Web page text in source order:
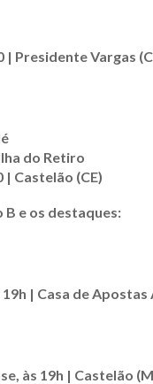
| Presidente Vargas
do Retiro
| Castelão (CE)
e os destaques:
| Casa de Apostas
às 19h | Castelão